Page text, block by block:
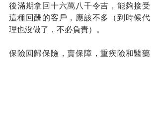
後滿期拿回十六萬八千令吉，能夠接受
這種回酬的客戶，應該不多（到時候代
理也沒做了，不必負責）。
保險回歸保險，賣保障，重疾險和醫藥